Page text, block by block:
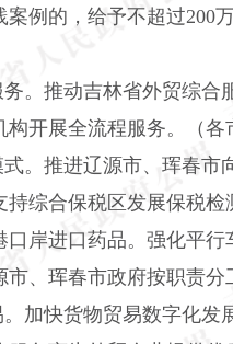
例的，给予不超过200
务。推动吉林省外贸综
开展全流程服务。（
式。推进辽源市、珲春
综合保税区发展保税
岸进口药品。强化平
、珲春市政府按职责分
。加快货物贸易数字化